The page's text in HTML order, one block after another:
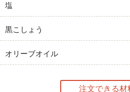
塩
黒こしょう
オリーブオイル
注文できる材